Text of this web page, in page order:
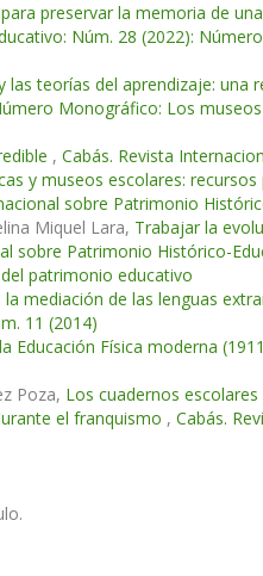
preservar la memoria de
Núm. 28 (2022):
teorías del aprendizaje: una
Monográfico: Los
, Cabás. Revista
y museos escolares:
sobre Patrimonio
Miquel Lara, Trabajar la
sobre Patrimonio Histórico-
patrimonio educativo
mediación de las lenguas
11 (2014)
Educación Física moderna
Poza, Los cuadernos escolares
el franquismo , Cabás.